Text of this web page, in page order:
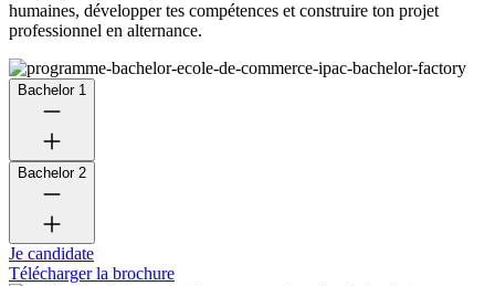
humaines, développer tes compétences et construire ton projet
professionnel en alternance.
Bachelor 1
Bachelor 2
Je candidate
Télécharger la brochure